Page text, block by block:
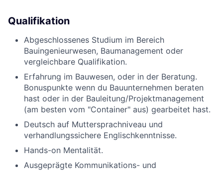
Qualifikation
Abgeschlossenes Studium im Bereich
Bauingenieurwesen, Baumanagement oder
vergleichbare Qualifikation.
Erfahrung im Bauwesen, oder in der Beratung.
Bonuspunkte wenn du Bauunternehmen beraten
hast oder in der Bauleitung/Projektmanagement
(am besten vom "Container" aus) gearbeitet hast.
Deutsch auf Muttersprachniveau und
verhandlungssichere Englischkenntnisse.
Hands-on Mentalität.
Ausgeprägte Kommunikations- und